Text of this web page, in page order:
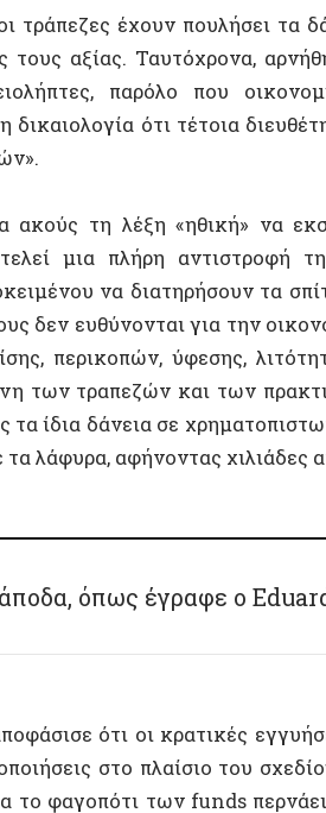
μια πλήρη αντιστροφή της
να διατηρήσουν τα σπίτια
δεν ευθύνονται για την
περικοπών, ύφεσης, λιτότητας,
τραπεζών και των πρακτικών
λάφυρα, αφήνοντας χιλιάδες
όπως έγραφε ο Eduardo
ότι οι κρατικές εγγυήσεις
στόχοι».
μοντέλο κοινωνικής συνύπαρξης.
τη δημιουργία ενός ευρέως
αφού η πρόσβαση στη